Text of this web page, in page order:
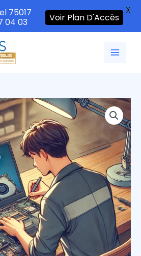
75017
04 03
Voir Plan D'Accès
X